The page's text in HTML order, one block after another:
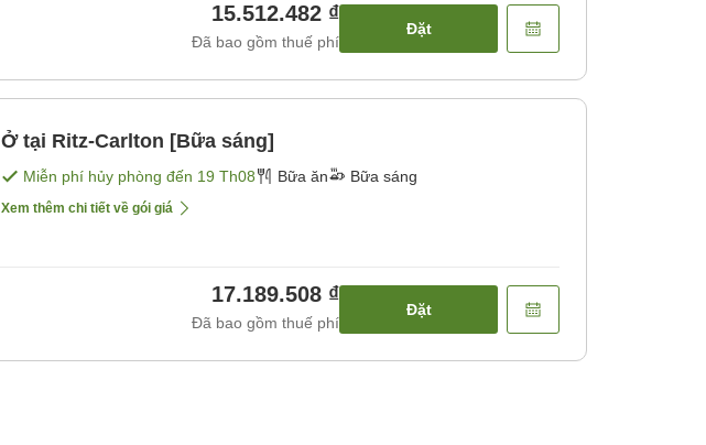
15.512.482 ₫
Đã bao gồm thuế phí
Đặt
Ở tại Ritz-Carlton [Bữa sáng]
Miễn phí hủy phòng đến 19 Th08 Bữa ăn Bữa sáng
Xem thêm chi tiết về gói giá
17.189.508 ₫
Đã bao gồm thuế phí
Đặt